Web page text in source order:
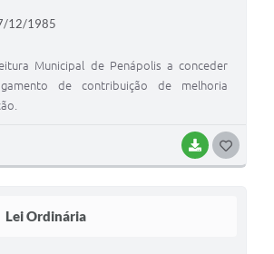
BAIXAR
12/1985
Municipal de Penápolis a conceder
de contribuição de melhoria
Lei Ordinária